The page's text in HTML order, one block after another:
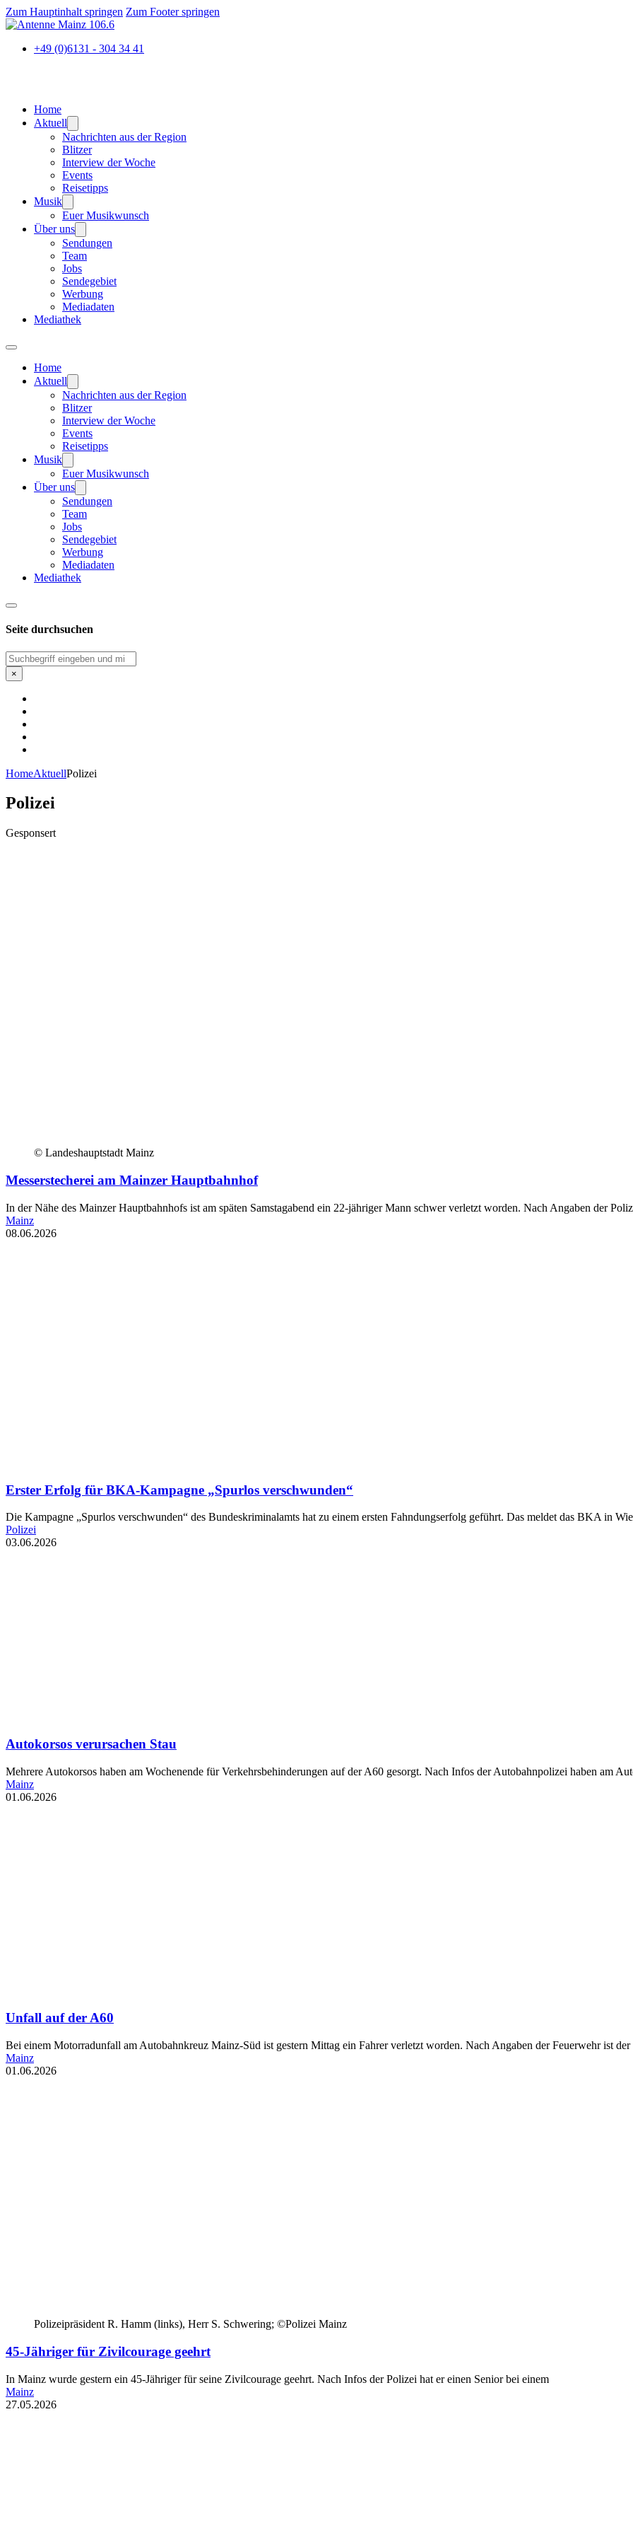
Zum Hauptinhalt springen Zum Footer springen
+49 (0)6131 - 304 34 41
Home
Aktuell
Nachrichten aus der Region
Blitzer
Interview der Woche
Events
Reisetipps
Musik
Euer Musikwunsch
Über uns
Sendungen
Team
Jobs
Sendegebiet
Werbung
Mediadaten
Mediathek
Home
Aktuell
Nachrichten aus der Region
Blitzer
Interview der Woche
Events
Reisetipps
Musik
Euer Musikwunsch
Über uns
Sendungen
Team
Jobs
Sendegebiet
Werbung
Mediadaten
Mediathek
Seite durchsuchen
Suchen
×
HomeAktuellPolizei
Polizei
Gesponsert
© Landeshauptstadt Mainz
Messerstecherei am Mainzer Hauptbahnhof
In der Nähe des Mainzer Hauptbahnhofs ist am späten Samstagabend ein 22-jähriger Mann schwer verletzt worden. Nach Angaben der
Mainz
08.06.2026
Erster Erfolg für BKA-Kampagne „Spurlos verschwunden“
Die Kampagne „Spurlos verschwunden“ des Bundeskriminalamts hat zu einem ersten Fahndungserfolg geführt. Das meldet das BKA in
Polizei
03.06.2026
Autokorsos verursachen Stau
Mehrere Autokorsos haben am Wochenende für Verkehrsbehinderungen auf der A60 gesorgt. Nach Infos der Autobahnpolizei haben am
Mainz
01.06.2026
Unfall auf der A60
Bei einem Motorradunfall am Autobahnkreuz Mainz-Süd ist gestern Mittag ein Fahrer verletzt worden. Nach Angaben der Feuerwehr ist
Mainz
01.06.2026
Polizeipräsident R. Hamm (links), Herr S. Schwering; ©Polizei Mainz
45-Jähriger für Zivilcourage geehrt
In Mainz wurde gestern ein 45-Jähriger für seine Zivilcourage geehrt. Nach Infos der Polizei hat er einen Senior bei einem
Mainz
27.05.2026